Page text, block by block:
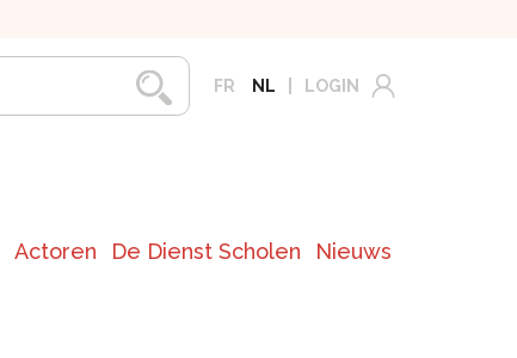
FR NL LOGIN
Actoren De Dienst Scholen Nieuws